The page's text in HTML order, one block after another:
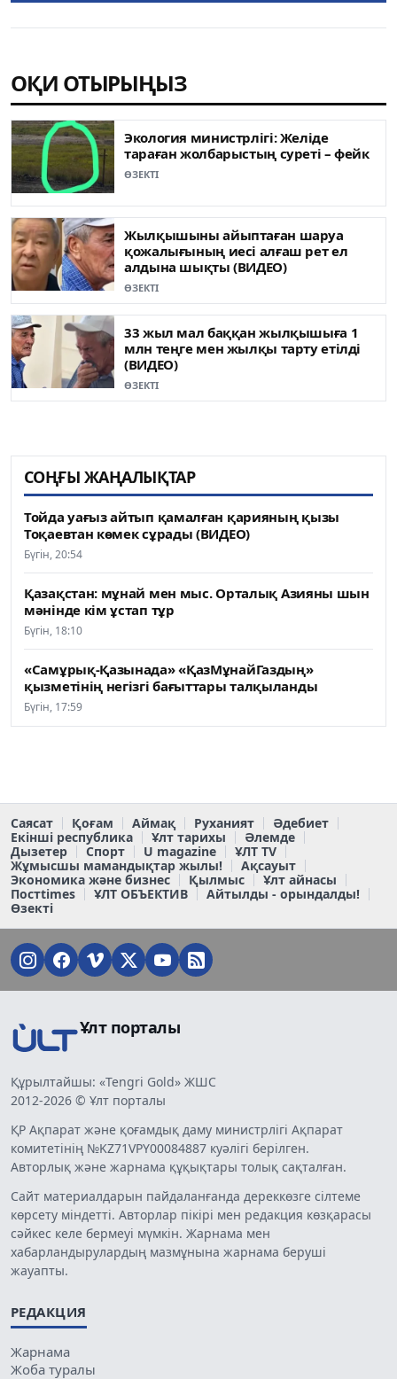
ОҚИ ОТЫРЫҢЫЗ
Экология министрлігі: Желіде
тараған жолбарыстың суреті – фейк
ӨЗЕКТІ
Жылқышыны айыптаған шаруа
қожалығының иесі алғаш рет ел
алдына шықты (ВИДЕО)
ӨЗЕКТІ
33 жыл мал баққан жылқышыға 1
млн теңге мен жылқы тарту етілді
(ВИДЕО)
ӨЗЕКТІ
СОҢҒЫ ЖАҢАЛЫҚТАР
Тойда уағыз айтып қамалған қарияның қызы
Тоқаевтан көмек сұрады (ВИДЕО)
Бүгін, 20:54
Қазақстан: мұнай мен мыс. Орталық Азияны шын
мәнінде кім ұстап тұр
Бүгін, 18:10
«Самұрық-Қазынада» «ҚазМұнайГаздың»
қызметінің негізгі бағыттары талқыланды
Бүгін, 17:59
Саясат Қоғам Аймақ Руханият
Әдебиет
Екінші республика
Ұлт тарихы
Әлемде
Дызетер
Спорт U magazine
ҰЛТ TV
Жұмысшы мамандықтар жылы!
Ақсауыт
Экономика және бизнес
Қылмыс
Ұлт айнасы
Постtimes
ҰЛТ ОБЪЕКТИВ
Айтылды - орындалды!
Өзекті
Ұлт порталы
Құрылтайшы: «Tengri Gold» ЖШС
2012-2026 © Ұлт порталы
ҚР Ақпарат және қоғамдық даму министрлігі Ақпарат
комитетінің №KZ71VPY00084887 куәлігі берілген.
Авторлық және жарнама құқықтары толық сақталған.
Сайт материалдарын пайдаланғанда дереккөзге сілтеме
көрсету міндетті. Авторлар пікірі мен редакция көзқарасы
сәйкес келе бермеуі мүмкін. Жарнама мен
хабарландырулардың мазмұнына жарнама беруші
жауапты.
РЕДАКЦИЯ
Жарнама
Жоба туралы